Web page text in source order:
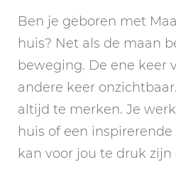
Ben je geboren met
huis? Net als de maan
beweging. De ene keer
andere keer
altijd te merken. Je
huis of een
kan voor jou te druk zijn